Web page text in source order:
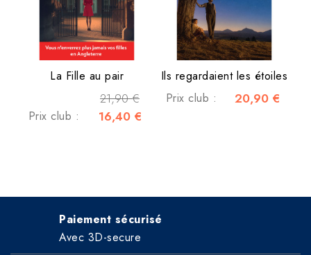
La Fille au pair
21,90 €
Prix club : 16,40 €
Ils regardaient les étoiles
Prix club :
20,90 €
Paiement sécurisé
Avec 3D-secure